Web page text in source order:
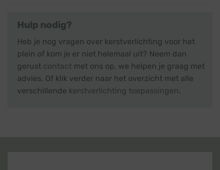
Hulp nodig?
Heb je nog vragen over kerstverlichting voor het
plein of kom je er niet helemaal uit? Neem dan
gerust contact met ons op, we helpen je graag met
advies. Of klik verder naar het overzicht met alle
verschillende kerstverlichting toepassingen.